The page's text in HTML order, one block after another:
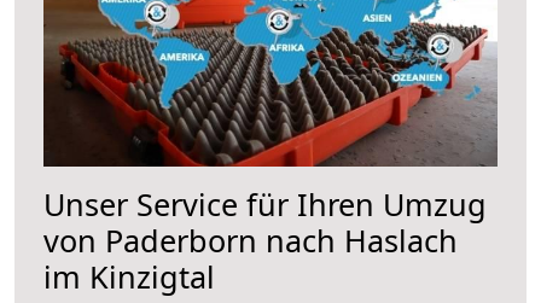
Unser Service für Ihren Umzug
von Paderborn nach Haslach
im Kinzigtal